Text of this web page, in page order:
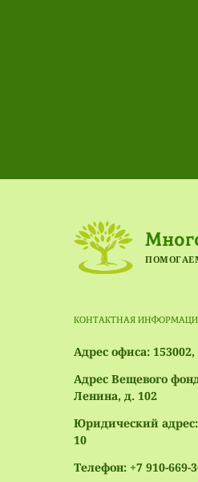
КОНТАКТНАЯ
Адрес офиса:
Адрес Вещевого
Ленина, д. 102
Юридический адрес:
10
Телефон: +7 910-669-